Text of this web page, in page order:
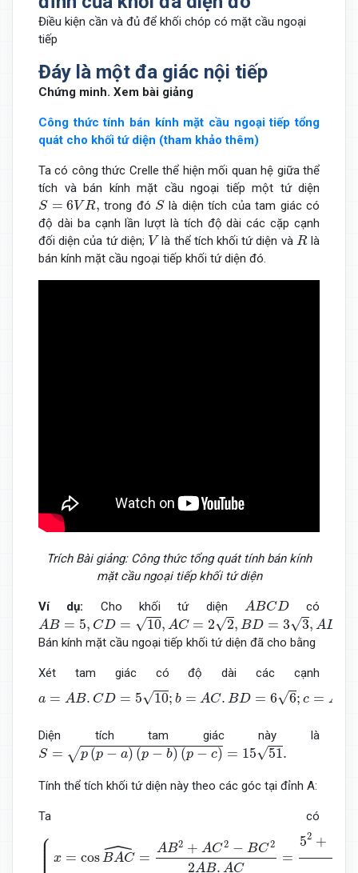
Điều kiện cần và đủ để khối chóp có mặt cầu ngoại
tiếp
Đáy là một đa giác nội tiếp
Chứng minh. Xem bài giảng
Công thức tính bán kính mặt cầu ngoại tiếp tổng
quát cho khối tứ diện (tham khảo thêm)
Ta có công thức Crelle thể hiện mối quan hệ giữa thể
tích và bán kính mặt cầu ngoại tiếp một tứ diện
S = 6V R,
S= VR, trong đó S
Slà diện tích của tam giác có
độ dài ba cạnh lần lượt là tích độ dài các cặp cạnh
đối diện của tứ diện; V
Vlà thể tích khối tứ diện và R
Rlà
bán kính mặt cầu ngoại tiếp khối tứ diện đó.
Trích Bài giảng: Công thức tổng quát tính bán kính
mặt cầu ngoại tiếp khối tứ diện
Ví dụ: Cho khối tứ diện ABCD
ABCD có
AB = 5, CD = √10, AC = 2√2, BD = 3√3, AD
AB= 5,CD =10,A =22, D=3 AD=22,BC=13
Bán kính mặt cầu ngoại tiếp khối tứ diện đã cho bằng
Xét tam giác có độ dài các cạnh
a = AB. CD = 5√10; b = AC. BD = 6√6; c = A
a=A CD= 10;b= C.B 66 AD C=286 ⇒p=
Diện tích tam giác này là
S = √p (p − a) (p − b) (p − c) = 15√51.
S=p −a)(p−b)(p−c)=1551.
Tính thể tích khối tứ diện này theo các góc tại đỉnh A:
Ta có
⎧
⎪
⎪
⎪
⎪ ⎪ x = cos ˆ
BAC =
AB2 + AC2 − BC2
2AB. AC
=
52 +
{x 22)